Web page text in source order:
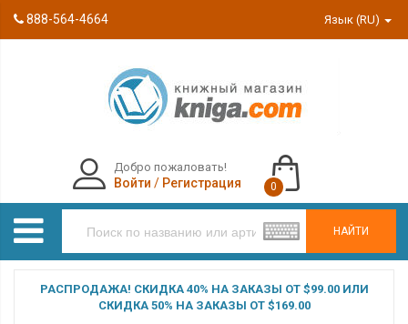
888-564-4664 Язык (RU)
НАЙТИ
Добро пожаловать!
Войти / Регистрация 0
РАСПРОДАЖА! СКИДКА 40% НА ЗАКАЗЫ ОТ $99.00 ИЛИ
СКИДКА 50% НА ЗАКАЗЫ ОТ $169.00